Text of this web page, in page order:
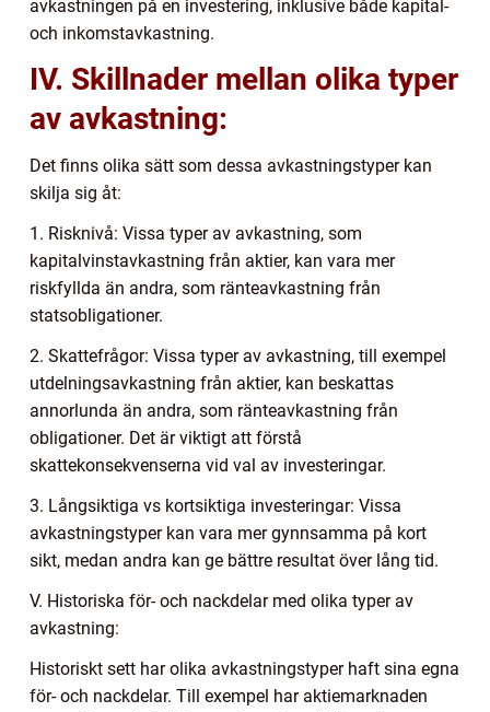
avkastningen på en investering, inklusive både kapital-
och inkomstavkastning.
IV. Skillnader mellan olika typer
av avkastning:
Det finns olika sätt som dessa avkastningstyper kan
skilja sig åt:
1. Risknivå: Vissa typer av avkastning, som
kapitalvinstavkastning från aktier, kan vara mer
riskfyllda än andra, som ränteavkastning från
statsobligationer.
2. Skattefrågor: Vissa typer av avkastning, till exempel
utdelningsavkastning från aktier, kan beskattas
annorlunda än andra, som ränteavkastning från
obligationer. Det är viktigt att förstå
skattekonsekvenserna vid val av investeringar.
3. Långsiktiga vs kortsiktiga investeringar: Vissa
avkastningstyper kan vara mer gynnsamma på kort
sikt, medan andra kan ge bättre resultat över lång tid.
V. Historiska för- och nackdelar med olika typer av
avkastning:
Historiskt sett har olika avkastningstyper haft sina egna
för- och nackdelar. Till exempel har aktiemarknaden